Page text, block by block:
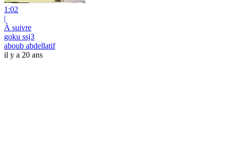
1:02
|
À suivre
goku ssj3
aboub abdellatif
il y a 20 ans